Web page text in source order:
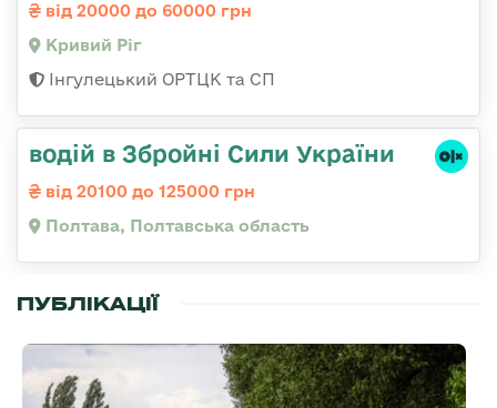
від 20000 до 60000 грн
Кривий Ріг
Інгулецький ОРТЦК та СП
водій в Збройні Сили України
від 20100 до 125000 грн
Полтава, Полтавська область
ПУБЛІКАЦІЇ